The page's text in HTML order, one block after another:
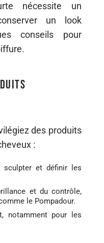
nécessite un
un look
conseils pour
des produits
:
sculpter et définir les
et du contrôle,
le Pompadour.
notamment pour les